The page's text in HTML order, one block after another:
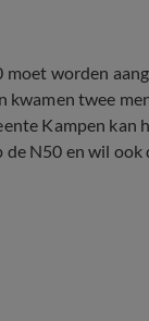
moet worden
kwamen twee
Kampen kan
N50 en wil ook